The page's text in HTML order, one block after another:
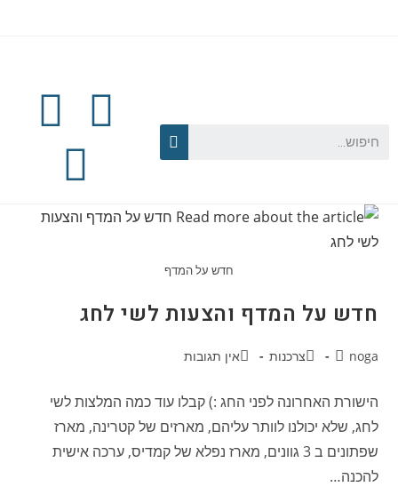
חדש על המדף
חדש על המדף והצעות לשי לחג
noga צרכנות אין תגובות
הישורת האחרונה לפני החג :) קבלו עוד כמה המלצות לשי
לחג, שלא יכולנו לוותר עליהם, מארזים של קטרינה, מארז
שפתונים ב 3 גוונים, מארז נפלא של קמדיס, ערכה אישית
להכנה…